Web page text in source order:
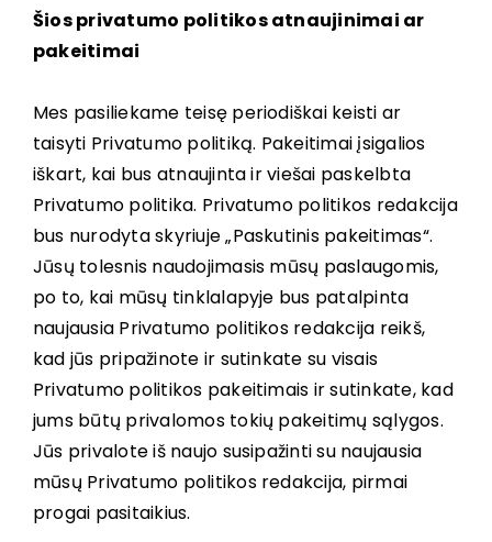
Šios privatumo politikos atnaujinimai ar
pakeitimai
Mes pasiliekame teisę periodiškai keisti ar
taisyti Privatumo politiką. Pakeitimai įsigalios
iškart, kai bus atnaujinta ir viešai paskelbta
Privatumo politika. Privatumo politikos redakcija
bus nurodyta skyriuje „Paskutinis pakeitimas“.
Jūsų tolesnis naudojimasis mūsų paslaugomis,
po to, kai mūsų tinklalapyje bus patalpinta
naujausia Privatumo politikos redakcija reikš,
kad jūs pripažinote ir sutinkate su visais
Privatumo politikos pakeitimais ir sutinkate, kad
jums būtų privalomos tokių pakeitimų sąlygos.
Jūs privalote iš naujo susipažinti su naujausia
mūsų Privatumo politikos redakcija, pirmai
progai pasitaikius.